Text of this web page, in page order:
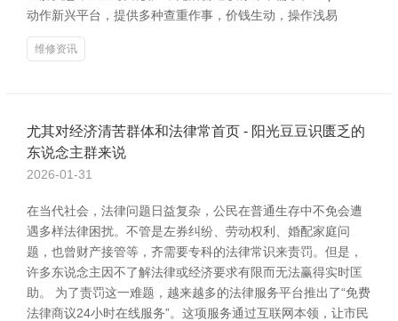
动作新兴平台，提供多种查重作事，价钱生动，操作浅易
维修资讯
尤其对经济清苦群体和法律常首页 - 阳光豆豆识匮乏的
东说念主群来说
2026-01-31
在当代社会，法律问题日益复杂，公民在普通生存中不免会遭
遇多样法律困扰。不管是左券纠纷、劳动权利、婚配家庭问
题，也曾财产接管等，齐需要专科的法律常识来责罚。但是，
许多东说念主因不了解法律或经济要求有限而无法赢得实时匡
助。 为了责罚这一难题，越来越多的法律服务平台推出了“免费
法律商议24小时在线服务”。这项服务通过互联网本领，让市民